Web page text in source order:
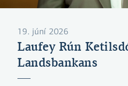
19. júní 2026
Laufey Rún
Landsbankans